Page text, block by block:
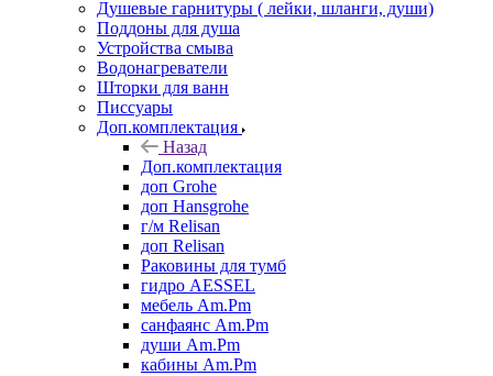
Душевые гарнитуры ( лейки, шланги, души)
Поддоны для душа
Устройства смыва
Водонагреватели
Шторки для ванн
Писсуары
Доп.комплектация
Назад
Доп.комплектация
доп Grohe
доп Hansgrohe
г/м Relisan
доп Relisan
Раковины для тумб
гидро AESSEL
мебель Am.Pm
санфаянс Am.Pm
души Am.Pm
кабины Am.Pm